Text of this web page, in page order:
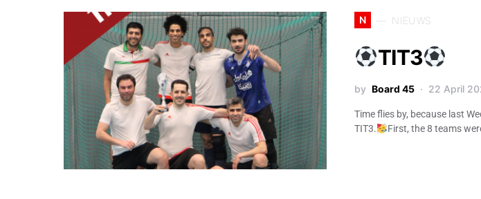
N NIEUWS
TIT3
by Board 45 22 April
Time flies by, because last
TIT3.
First, the 8 teams